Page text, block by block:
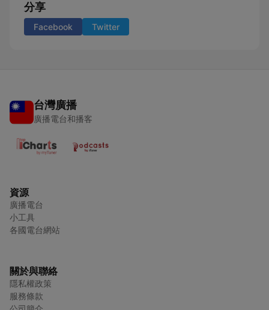
分享
Facebook Twitter
台灣廣播
廣播電台和播客
資源
廣播電台
小工具
各國電台網站
關於與聯絡
隱私權政策
服務條款